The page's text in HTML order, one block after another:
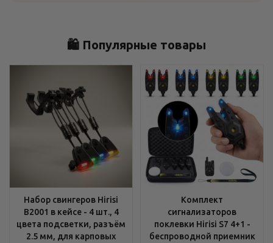
🛍️ Популярные товары
Набор свингеров Hirisi
B2001 в кейсе - 4 шт., 4
цвета подсветки, разъём
2.5 мм, для карповых
Комплект
сигнализаторов
поклевки Hirisi S7 4+1 -
беспроводной приемник